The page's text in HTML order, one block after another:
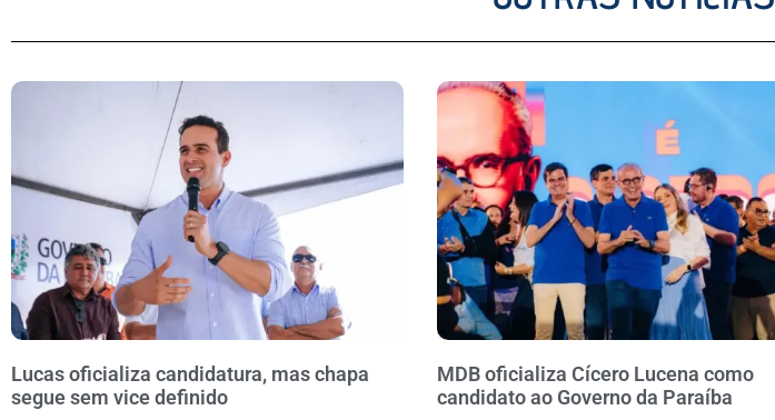
Lucas oficializa candidatura, mas chapa
segue sem vice definido
MDB oficializa Cícero Lucena como
candidato ao Governo da Paraíba